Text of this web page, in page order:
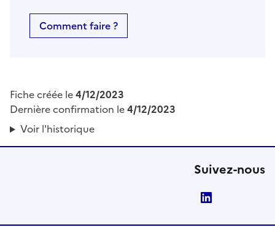
Comment faire ?
Fiche créée le4/12/2023
Dernière confirmation le4/12/2023
Voir l'historique
Suivez-nous